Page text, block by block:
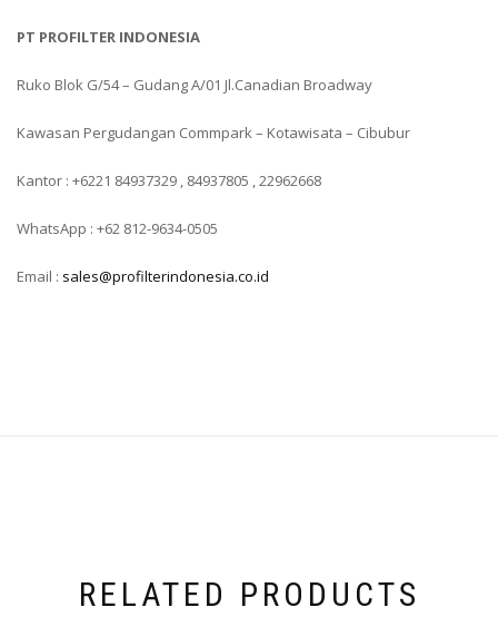
PT PROFILTER INDONESIA
Ruko Blok G/54 – Gudang A/01 Jl.Canadian Broadway
Kawasan Pergudangan Commpark – Kotawisata – Cibubur
Kantor : +6221 84937329 , 84937805 , 22962668
WhatsApp : +62 812-9634-0505
Email : sales@profilterindonesia.co.id
RELATED PRODUCTS